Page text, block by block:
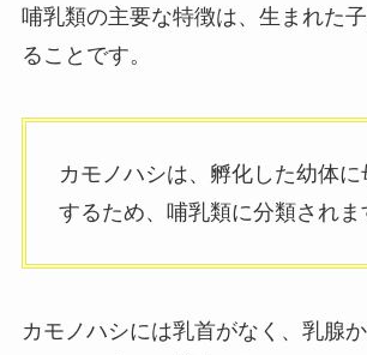
哺乳類の主要な特徴は、生まれた
ることです。
カモノハシは、孵化した幼体
するため、哺乳類に分類されま
カモノハシには乳首がなく、乳腺